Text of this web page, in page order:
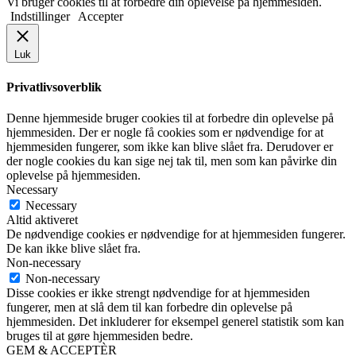
Indstillinger Accepter
Luk
Privatlivsoverblik
Denne hjemmeside bruger cookies til at forbedre din oplevelse på
hjemmesiden. Der er nogle få cookies som er nødvendige for at
hjemmesiden fungerer, som ikke kan blive slået fra. Derudover er
der nogle cookies du kan sige nej tak til, men som kan påvirke din
oplevelse på hjemmesiden.
Necessary
Necessary
Altid aktiveret
De nødvendige cookies er nødvendige for at hjemmesiden fungerer.
De kan ikke blive slået fra.
Non-necessary
Non-necessary
Disse cookies er ikke strengt nødvendige for at hjemmesiden
fungerer, men at slå dem til kan forbedre din oplevelse på
hjemmesiden. Det inkluderer for eksempel generel statistik som kan
bruges til at gøre hjemmesiden bedre.
GEM & ACCEPTÈR